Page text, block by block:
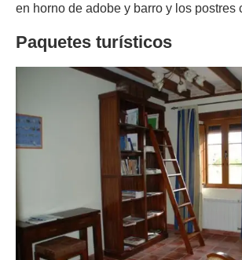
en horno de adobe y barro y los postres
Paquetes turísticos